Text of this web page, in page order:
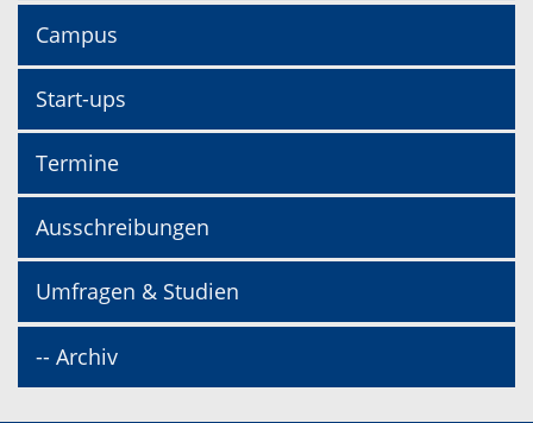
Campus
Start-ups
Termine
Ausschreibungen
Umfragen & Studien
-- Archiv